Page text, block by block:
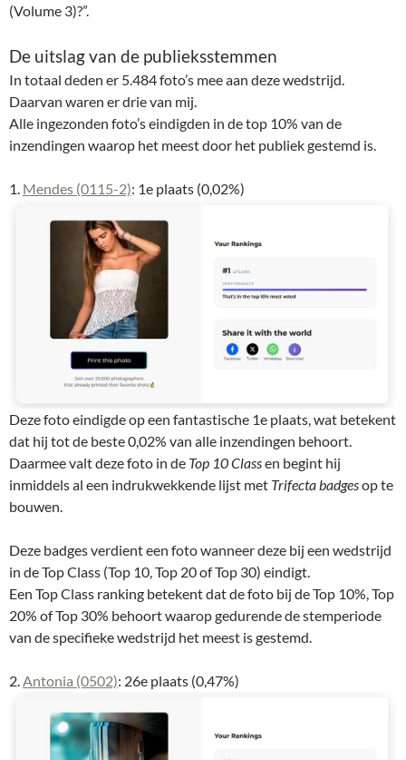
(Volume 3)?”.
De uitslag van de publieksstemmen
In totaal deden er 5.484 foto’s mee aan deze wedstrijd.
Daarvan waren er drie van mij.
Alle ingezonden foto’s eindigden in de top 10% van de
inzendingen waarop het meest door het publiek gestemd is.
1. Mendes (0115-2): 1e plaats (0,02%)
Deze foto eindigde op een fantastische 1e plaats, wat betekent
dat hij tot de beste 0,02% van alle inzendingen behoort.
Daarmee valt deze foto in de Top 10 Classen begint hij
inmiddels al een indrukwekkende lijst met Trifecta badgesop te
bouwen.
Deze badges verdient een foto wanneer deze bij een wedstrijd
in de Top Class (Top 10, Top 20 of Top 30) eindigt.
Een Top Class ranking betekent dat de foto bij de Top 10%, Top
20% of Top 30% behoort waarop gedurende de stemperiode
van de specifieke wedstrijd het meest is gestemd.
2. Antonia (0502): 26e plaats (0,47%)